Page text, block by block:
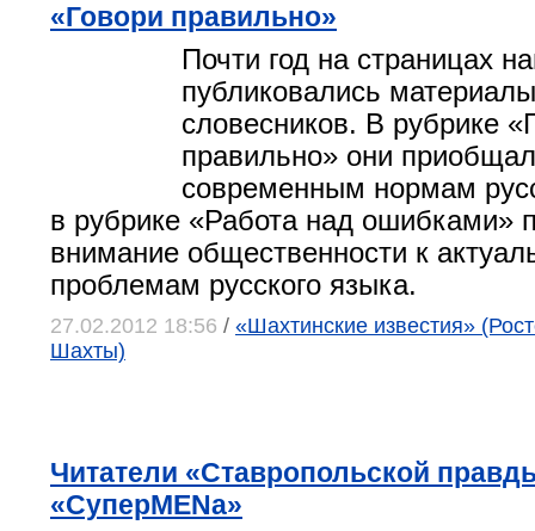
«Говори правильно»
Почти год на страницах
публиковались
словесников. В рубрике
правильно» они
современным нормам
в рубрике «Работа над ошибками»
внимание общественности к
проблемам русского языка.
27.02.2012 18:56 / «Шахтинские известия»
Шахты)
Читатели «Ставропольской
«СуперMENa»